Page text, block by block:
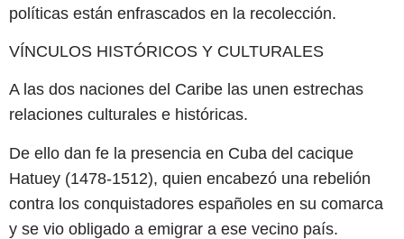
políticas están enfrascados en la recolección.
VÍNCULOS HISTÓRICOS Y CULTURALES
A las dos naciones del Caribe las unen estrechas
relaciones culturales e históricas.
De ello dan fe la presencia en Cuba del cacique
Hatuey (1478-1512), quien encabezó una rebelión
contra los conquistadores españoles en su comarca
y se vio obligado a emigrar a ese vecino país.